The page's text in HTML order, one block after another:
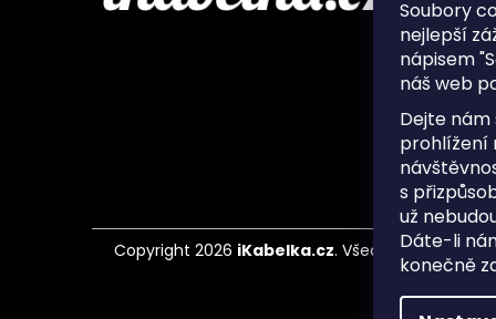
Soubory
nejlepší
nápisem
náš web
Dejte
prohlížení
s
už
Dáte-li
konečně
O nás
Často
Copyright 2026 iKabelka.cz. Všechna práva